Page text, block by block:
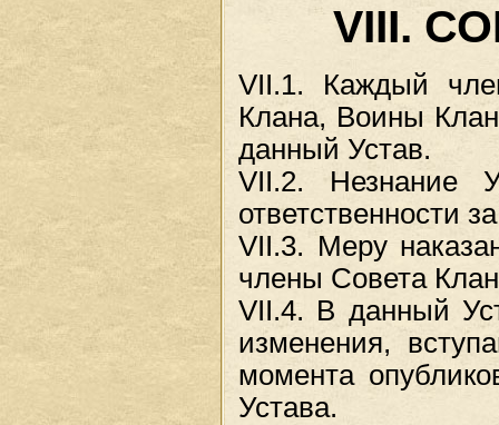
VIII.
VII.1. Каждый
Клана, Воины
данный Устав.
VII.2. Незнание
ответственности
VII.3. Меру
члены Совета
VII.4. В данный
изменения,
момента
Устава.